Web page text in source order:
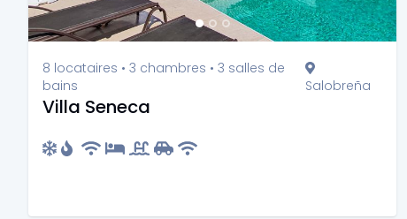
8 locataires • 3 chambres • 3 salles de
bains
Salobreña
Villa Seneca